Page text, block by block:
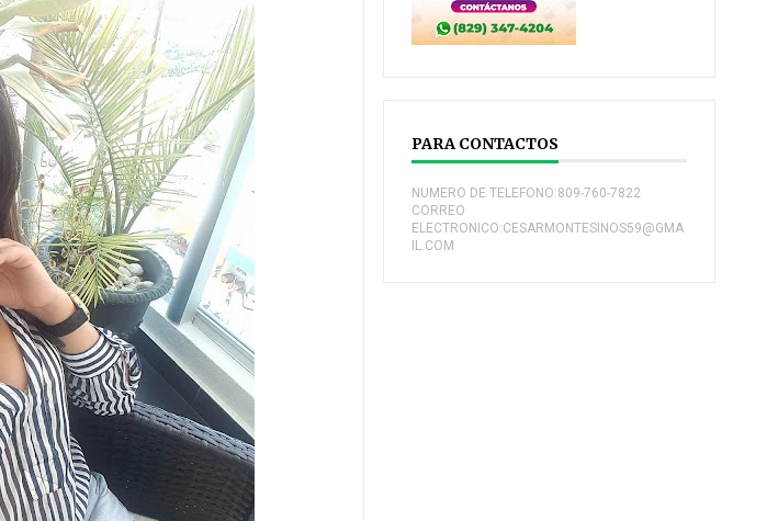
PARA CONTACTOS
NUMERO DE TELEFONO:809-760-7822
CORREO
ELECTRONICO:CESARMONTESINOS59@GMA
IL.COM